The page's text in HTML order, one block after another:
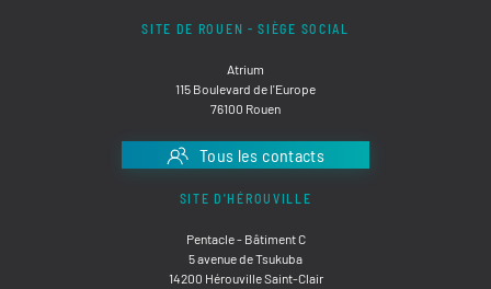
SITE DE ROUEN - SIÈGE SOCIAL
Atrium
115 Boulevard de l'Europe
76100 Rouen
Tous les contacts
SITE D'HÉROUVILLE
Pentacle - Bâtiment C
5 avenue de Tsukuba
14200 Hérouville Saint-Clair